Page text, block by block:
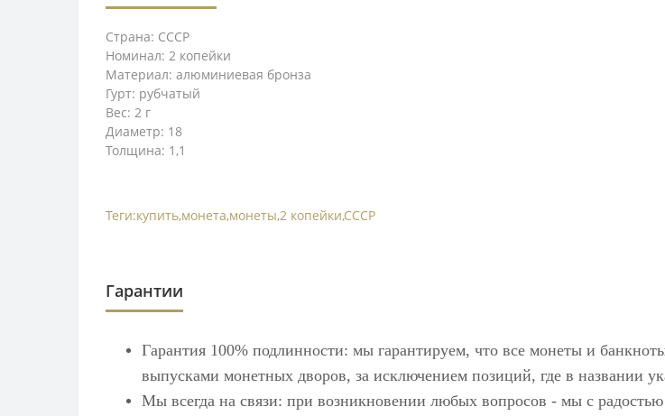
Страна: СССР
Номинал: 2 копейки
Материал: алюминиевая бронза
Гурт: рубчатый
Вес: 2 г
Диаметр: 18
Толщина: 1,1
Теги:купить,монета,монеты,2 копейки,СССР
Гарантии
Гарантия 100% подлинности: мы гарантируем, что все монеты и
выпусками монетных дворов, за исключением позиций, где в названии
Мы всегда на связи: при возникновении любых вопросов - мы с